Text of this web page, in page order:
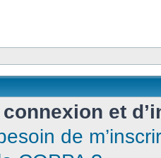
et
de